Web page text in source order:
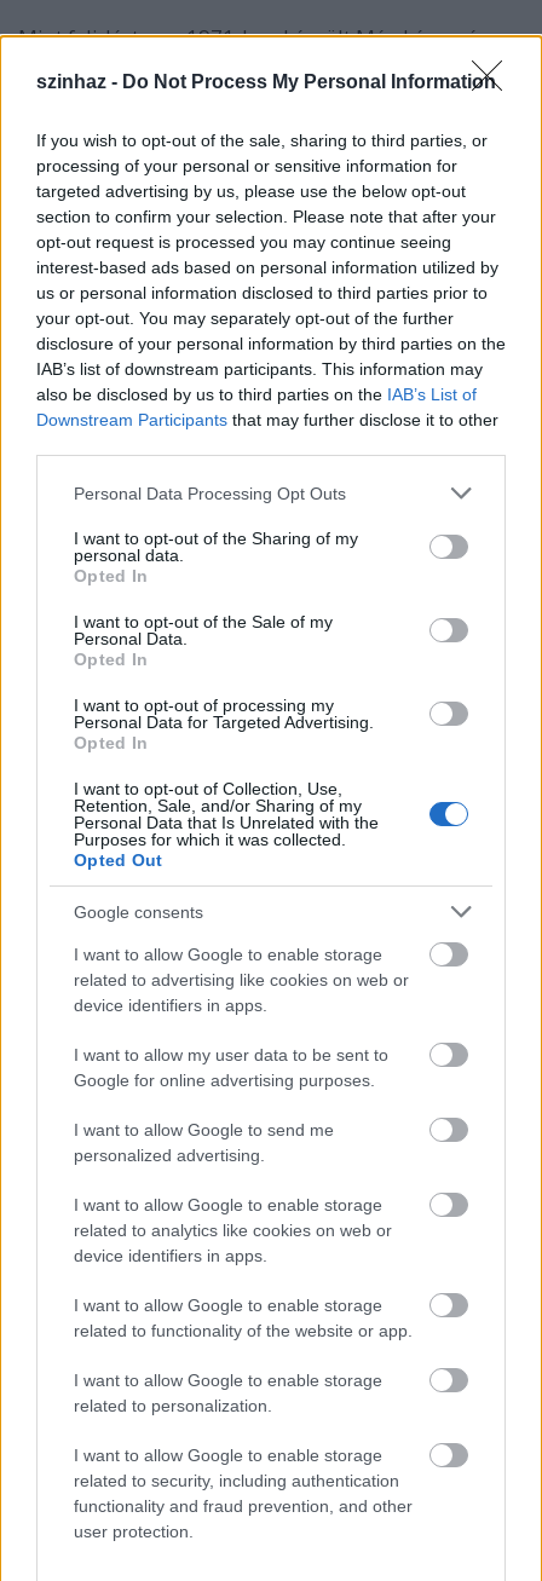
szinhaz - Do Not Process My Personal Information
If you wish to opt-out of the sale, sharing to third parties, or
processing of your personal or sensitive information for
targeted advertising by us, please use the below opt-out
section to confirm your selection. Please note that after your
opt-out request is processed you may continue seeing
interest-based ads based on personal information utilized by
us or personal information disclosed to third parties prior to
your opt-out. You may separately opt-out of the further
disclosure of your personal information by third parties on the
IAB’s list of downstream participants. This information may
also be disclosed by us to third parties on the IAB’s List of
Downstream Participants that may further disclose it to other
Please note that this website/app uses one or more Google
not limited to your visit or usage behaviour. You may click to
grant or deny consent to Google and its third-party tags to
use your data for below specified purposes in below Google
consent section.
Personal Data Processing Opt Outs
I want to opt-out of the Sharing of my
personal data.
Opted In
I want to opt-out of the Sale of my
Personal Data.
Opted In
I want to opt-out of processing my
Personal Data for Targeted Advertising.
Opted In
I want to opt-out of Collection, Use,
Retention, Sale, and/or Sharing of my
Personal Data that Is Unrelated with the
Purposes for which it was collected.
Opted Out
Google consents
I want to allow Google to enable storage
related to advertising like cookies on web or
device identifiers in apps.
I want to allow my user data to be sent to
Google for online advertising purposes.
I want to allow Google to send me
personalized advertising.
I want to allow Google to enable storage
related to analytics like cookies on web or
device identifiers in apps.
I want to allow Google to enable storage
related to functionality of the website or app.
I want to allow Google to enable storage
related to personalization.
I want to allow Google to enable storage
related to security, including authentication
functionality and fraud prevention, and other
user protection.
Mint felidézte, az 1971-ben készült Még kér a nép
Jancsó Miklós és Cserhalmi György az Allegro
"Ekkor még kaszkadőr voltam, aztán 1974-ben a
Szerelmem, Elektra volt az első, amelyre színészként
kiválasztott, ettől kezdve játszottam nála nagyobb
szerepeket" - mondta a színművész.
Fontos közös munka volt például A zsarnok szíve,
avagy Boccaccio Magyarországon (1979), a Szörnyek
évadja (1987), a Jézus Krisztus horoszkópja (1988)
vagy az utolsó, az Oda az igazság! 2009-ben, ebben
"Talán ő volt filmes pályafutásom legfontosabb
rendezője, de mindenképpen a legfontosabb